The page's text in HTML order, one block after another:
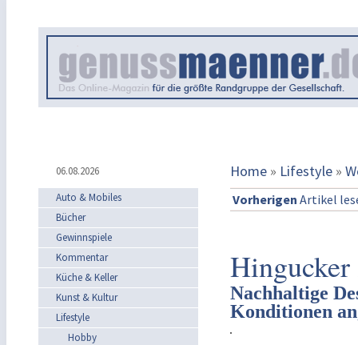
06.08.2026 Home » Lifestyle »
Auto & Mobiles
Bücher
Gewinnspiele
Kommentar
Küche & Keller
Kunst & Kultur
Lifestyle
Hobby
Vorherigen Artikel
Hingucker
Nachhaltige
Konditionen